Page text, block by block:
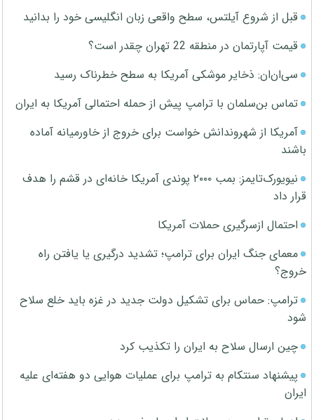
قبل از شروع آیلتس، سطح واقعی زبان انگلیسی خود را بدانید
قیمت آپارتمان در منطقه 22 تهران چقدر است؟
سی‌ان‌ان: ذخایر موشکی آمریکا به سطح خطرناک رسید
تماس بن‌سلمان با ترامپ پیش از حمله احتمالی آمریکا به ایران
آمریکا از شهروندانش خواست برای خروج از خاورمیانه آماده
باشند
نیویورک‌تایمز: بمب ۲۰۰۰ پوندی آمریکا خانه‌ای در قشم را هدف
قرار داد
احتمال ازسرگیری حملات آمریکا
معمای جنگ ایران برای ترامپ؛ تشدید درگیری یا یافتن راه
خروج؟
ترامپ: حماس برای تشکیل دولت جدید در غزه باید خلع سلاح
شود
چین ارسال سلاح به ایران را تکذیب کرد
پیشنهاد سنتکام به ترامپ برای عملیات هوایی دو هفته‌ای علیه
ایران